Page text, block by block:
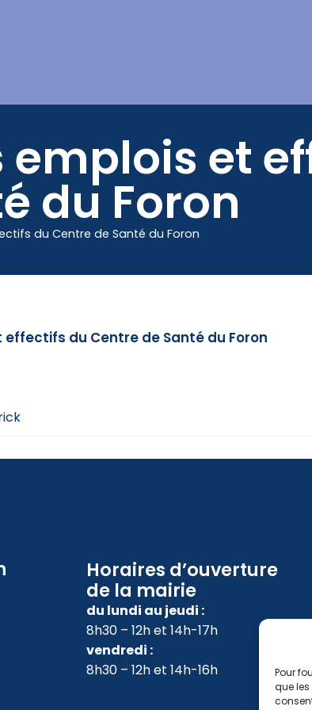
Pour
que
emplois et
du Foron
du Centre de Santé du Foron
effectifs du Centre de Santé du Foron
Horaires d’ouverture
de la mairie
du lundi au jeudi :
8h30 – 12h et 14h-17h
vendredi :
8h30 – 12h et 14h-16h